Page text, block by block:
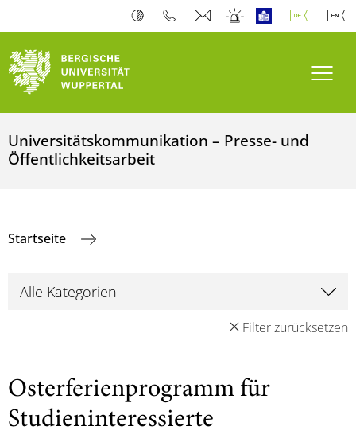
Universitätskommunikation – Presse- und
Öffentlichkeitsarbeit
Startseite
Filter zurücksetzen
Osterferienprogramm für
Studieninteressierte